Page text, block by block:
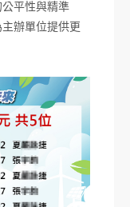
平性與精準
辦單位提供更